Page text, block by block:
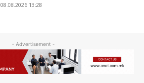
08.08.2026 13:28
- Advertisement -